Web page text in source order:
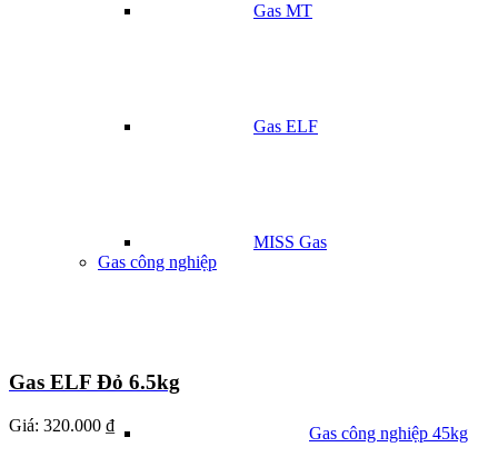
Gas MT
Gas ELF
MISS Gas
Gas công nghiệp
Gas công nghiệp 45kg
Gas ELF Đỏ 6.5kg
Giá: 320.000 ₫